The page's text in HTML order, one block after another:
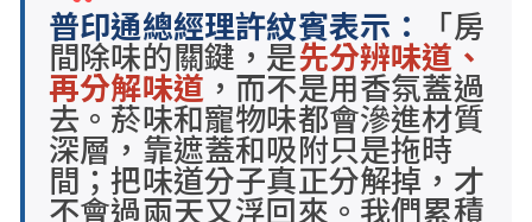
普印通總經理許紋賓表示： 「房
間除味的關鍵，是先分辨味道、
再分解味道 ，而不是用香氛蓋過
去。菸味和寵物味都會滲進材質
深層，靠遮蓋和吸附只是拖時
間；把味道分子真正分解掉，才
不會過兩天又浮回來。我們累積